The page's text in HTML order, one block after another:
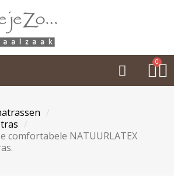
comfortabele NATUURLATEX